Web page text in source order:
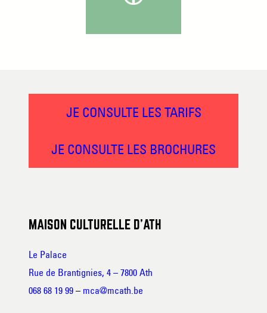
JE CONSULTE LES TARIFS
JE CONSULTE LES BROCHURES
MAISON CULTURELLE D’ATH
Le Palace
Rue de Brantignies, 4 – 7800 Ath
068 68 19 99 – mca@mcath.be